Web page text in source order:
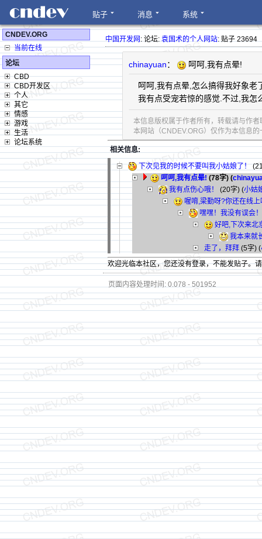
贴子 消息 系统
CNDEV.ORG
当前在线
论坛
CBD
CBD开发区
个人
其它
情感
游戏
生活
论坛系统
中国开发网: 论坛:袁国术的个人网站: 贴子 23694
chinayuan： 呵呵,我有点晕!
呵呵,我有点晕,怎么搞得我好象老
我有点受宠若惊的感觉.不过,我怎
本信息版权属于作者所有，转载请与作
本网站（CNDEV.ORG）仅作为本信息
相关信息:
下次见我的时候不要叫我小姑娘了！
呵呵,我有点晕! (78字) (
我有点伤心哦！
(20字) (小姑
喔唷,梁勤呀?你还在线上
嘿嘿！我没有误会！
好吧,下次来北
我本来就
走了，拜拜 (5字) (
欢迎光临本社区，您还没有登录，不能发贴子。
页面内容处理时间: 0.078 - 501952